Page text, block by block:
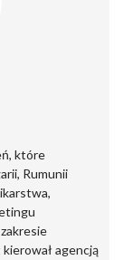
które
Rumunii
agencją